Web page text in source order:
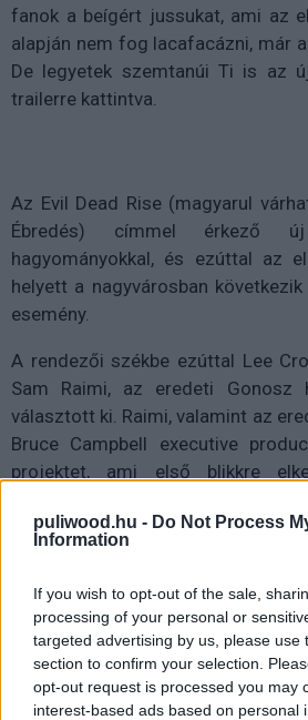
puliwood.hu - Do Not Process
Information
If you wish to opt-out of the sale,
processing of your personal or
targeted advertising by us, please use
section to confirm your selection.
opt-out request is processed you may
interest-based ads based on personal
fanok a beígért jussukat, ami az
alapján nem fog lacafacázni, már
De legyetek szemtanúi Ti is az
trailerre kattintva.
Az Evil Dead Rise (magyarul
Ébredés) címmel
hagyományokkal, és ezúttal az
helyett a nagyvárosban
esemény.
A rendezői székbe ezúttal Lee
Sam Raimi, az eredeti Gonosz
választott ki. Raimi, valamint az
Bruce Campbell executive
projektet, ami első blikkre